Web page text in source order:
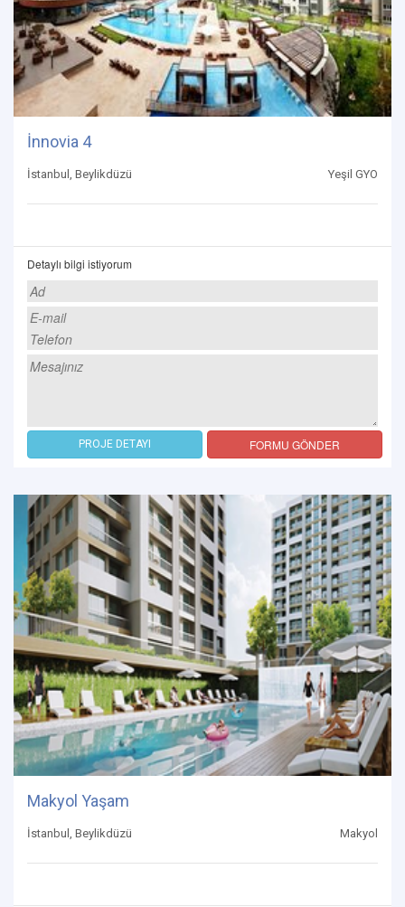
İnnovia 4
İstanbul, Beylikdüzü Yeşil GYO
Detaylı bilgi istiyorum
PROJE DETAYI FORMU GÖNDER
Makyol Yaşam
İstanbul, Beylikdüzü Makyol